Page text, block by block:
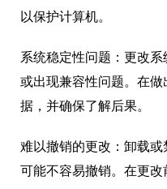
以保护计算机。
系统稳定性问题：更改
或出现兼容性问题。在
据，并确保了解后果。
难以撤销的更改：卸载或
可能不容易撤销。在更改